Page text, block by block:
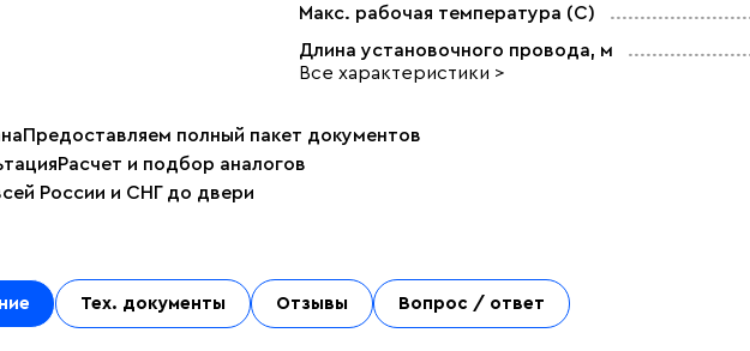
Макс. рабочая температура (C)
Длина установочного провода, м
Все характеристики >
Предоставляем полный пакет документов
Расчет и подбор аналогов
России и СНГ до двери
Тех. документы Отзывы Вопрос / ответ